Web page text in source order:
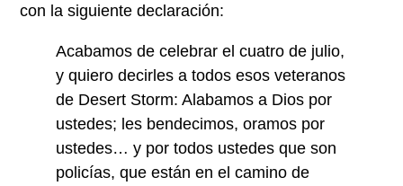
con la siguiente declaración:
Acabamos de celebrar el cuatro de julio,
y quiero decirles a todos esos veteranos
de Desert Storm: Alabamos a Dios por
ustedes; les bendecimos, oramos por
ustedes… y por todos ustedes que son
policías, que están en el camino de